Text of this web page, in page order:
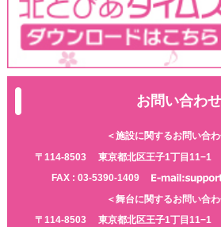
お問い合わせ
＜施設に関するお問い合
〒114-8503
東京都北区王子1丁目11−1
FAX : 03-5390-1409
＜舞台に関するお問い合
〒114-8503
東京都北区王子1丁目11−1